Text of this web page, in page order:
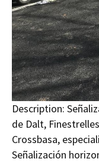
Description:
de Dalt,
Crossbasa,
Señalización